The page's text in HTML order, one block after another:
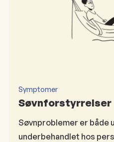
Symptomer
Søvnforstyrrelser
Søvnproblemer er både
underbehandlet hos